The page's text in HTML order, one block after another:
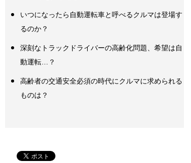
いつになったら自動運転車と呼べるクルマは登場す
るのか？
深刻なトラックドライバーの高齢化問題、希望は自
動運転…？
高齢者の交通安全必須の時代にクルマに求められる
ものは？